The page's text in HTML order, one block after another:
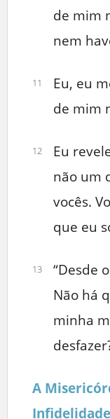
de mim
nem
11
Eu, eu
de mim
12
Eu
não um
vocês.
que eu
13
“Desde
Não há
minha
A